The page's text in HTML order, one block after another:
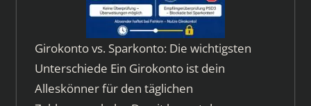
Girokonto vs. Sparkonto: Die wichtigsten
Unterschiede Ein Girokonto ist dein
Alleskönner für den täglichen